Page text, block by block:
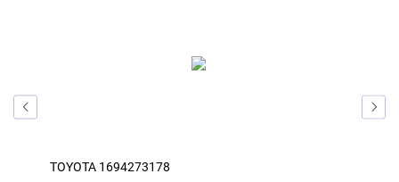
TOYOTA 1694273178